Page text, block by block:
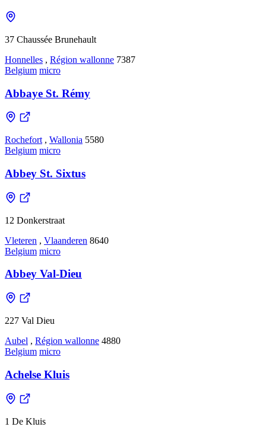
37 Chaussée Brunehault
Honnelles , Région wallonne 7387
Belgium micro
Abbaye St. Rémy
Rochefort , Wallonia 5580
Belgium micro
Abbey St. Sixtus
12 Donkerstraat
Vleteren , Vlaanderen 8640
Belgium micro
Abbey Val-Dieu
227 Val Dieu
Aubel , Région wallonne 4880
Belgium micro
Achelse Kluis
1 De Kluis